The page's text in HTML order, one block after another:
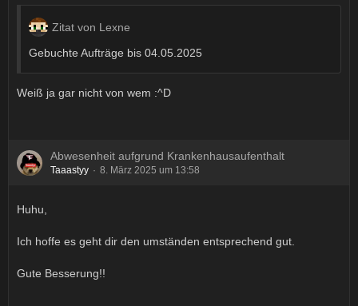
Zitat von Lexne
Gebuchte Aufträge bis 04.05.2025
Weiß ja gar nicht von wem :^D
Abwesenheit aufgrund Krankenhausaufenthalt
Taaastyy 8. März 2025 um 13:58
Huhu,
Ich hoffe es geht dir den umständen entsprechend gut.
Gute Besserung!!